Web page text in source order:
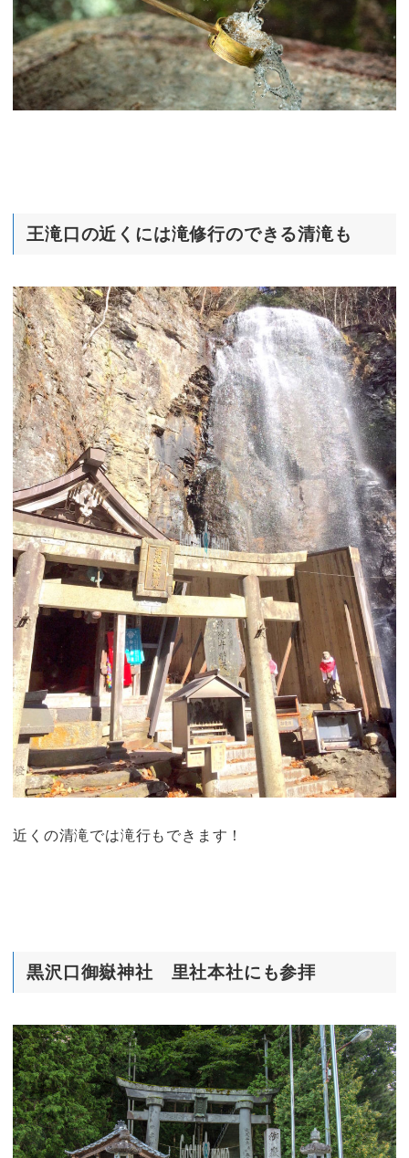
王滝口の近くには滝修行のできる清滝も
近くの清滝では滝行もできます！
黒沢口御嶽神社 里社本社にも参拝